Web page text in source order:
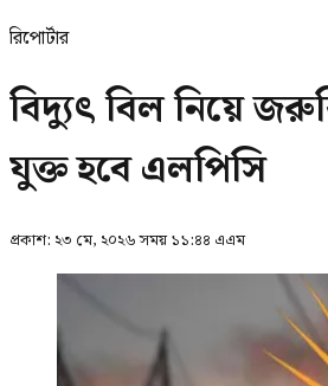
রিপোর্টার
বিদ্যুৎ বিল নিয়ে
যুক্ত হবে এলপিসি
প্রকাশ: ২৩ মে, ২০২৬ সময় ১১:৪৪ এএম